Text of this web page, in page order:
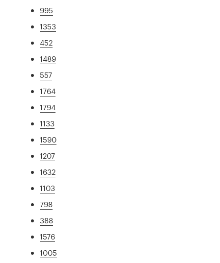
995
1353
452
1489
557
1764
1794
1133
1590
1207
1632
1103
798
388
1576
1005